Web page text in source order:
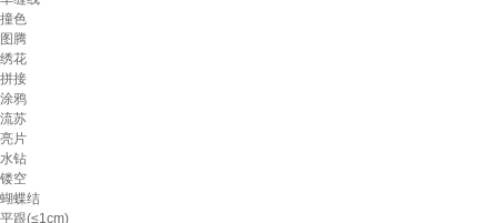
撞色
图腾
绣花
拼接
涂鸦
流苏
亮片
水钻
镂空
蝴蝶结
平跟(≤1cm)